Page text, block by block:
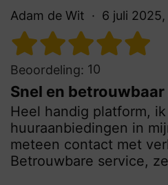
Adam de Wit 6 juli
Beoordeling: 10
Snel en betrouwbaar
Heel handig platform,
huuraanbiedingen in
meteen contact met
Betrouwbare service,